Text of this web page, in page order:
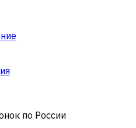
по России